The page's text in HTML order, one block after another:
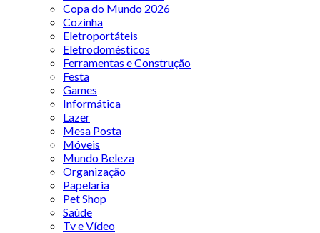
Copa do Mundo 2026
Cozinha
Eletroportáteis
Eletrodomésticos
Ferramentas e Construção
Festa
Games
Informática
Lazer
Mesa Posta
Móveis
Mundo Beleza
Organização
Papelaria
Pet Shop
Saúde
Tv e Vídeo